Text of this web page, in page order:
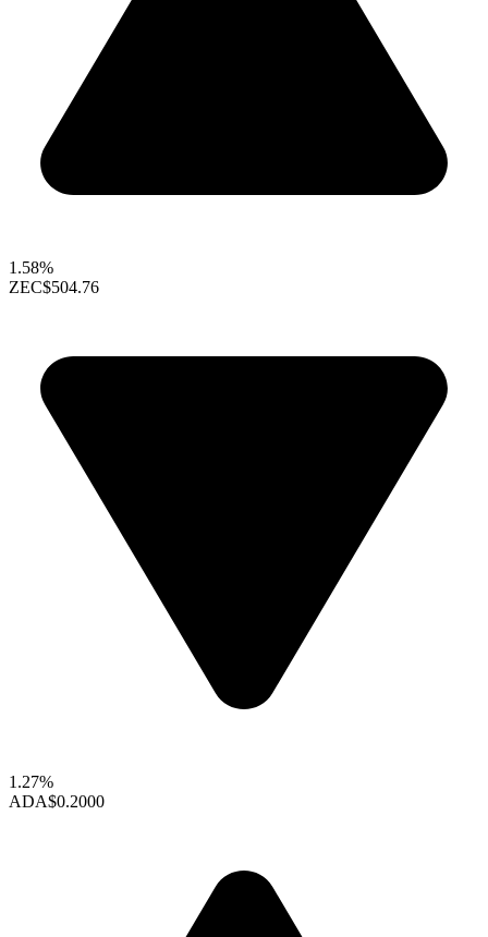
1.58%
ZEC$504.76
1.27%
ADA$0.2000